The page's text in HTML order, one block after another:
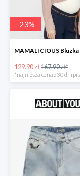
-23%
129.90 zł167.90 zł*